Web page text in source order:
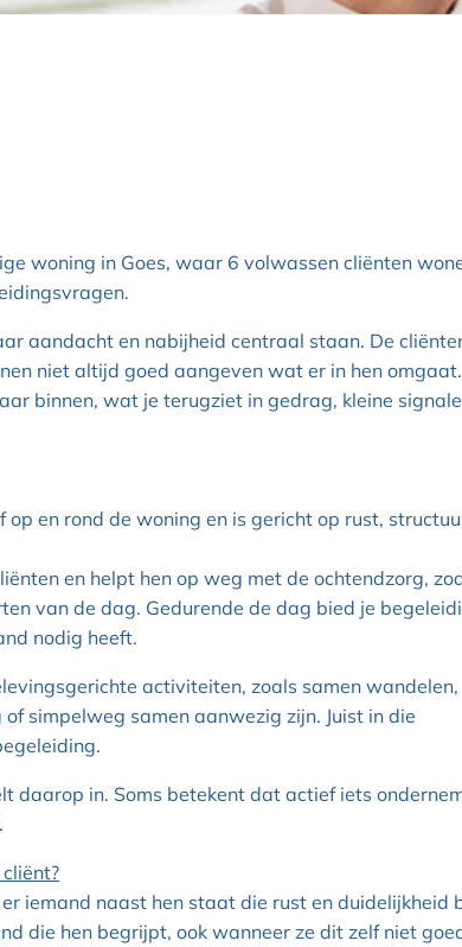
woning in Goes, waar 6 volwassen cliënten
aandacht en nabijheid centraal staan. De
niet altijd goed aangeven wat er in hen omgaat.
binnen, wat je terugziet in gedrag, kleine
en rond de woning en is gericht op rust,
en helpt hen op weg met de ochtendzorg,
van de dag. Gedurende de dag bied je
nodig heeft.
activiteiten, zoals samen wandelen,
simpelweg samen aanwezig zijn. Juist in die
daarop in. Soms betekent dat actief iets
iemand naast hen staat die rust en duidelijkheid
die hen begrijpt, ook wanneer ze dit zelf niet